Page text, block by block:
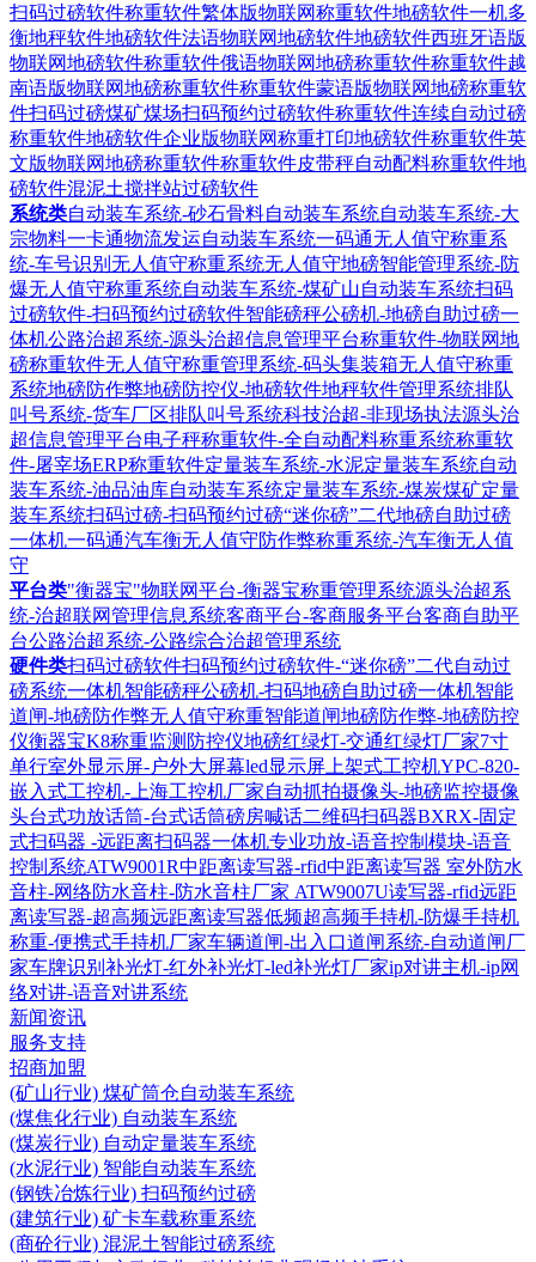
扫码过磅软件称重软件繁体版物联网称重软件地磅软件一机多
衡地秤软件地磅软件法语物联网地磅软件地磅软件西班牙语版
物联网地磅软件称重软件俄语物联网地磅称重软件称重软件越
南语版物联网地磅称重软件称重软件蒙语版物联网地磅称重软
件扫码过磅煤矿煤场扫码预约过磅软件称重软件连续自动过磅
称重软件地磅软件企业版物联网称重打印地磅软件称重软件英
文版物联网地磅称重软件称重软件皮带秤自动配料称重软件地
磅软件混泥土搅拌站过磅软件
系统类自动装车系统-砂石骨料自动装车系统自动装车系统-大
宗物料一卡通物流发运自动装车系统一码通无人值守称重系
统-车号识别无人值守称重系统无人值守地磅智能管理系统-防
爆无人值守称重系统自动装车系统-煤矿山自动装车系统扫码
过磅软件-扫码预约过磅软件智能磅秤公磅机-地磅自助过磅一
体机公路治超系统-源头治超信息管理平台称重软件-物联网地
磅称重软件无人值守称重管理系统-码头集装箱无人值守称重
系统地磅防作弊地磅防控仪-地磅软件地秤软件管理系统排队
叫号系统-货车厂区排队叫号系统科技治超-非现场执法源头治
超信息管理平台电子秤称重软件-全自动配料称重系统称重软
件-屠宰场ERP称重软件定量装车系统-水泥定量装车系统自动
装车系统-油品油库自动装车系统定量装车系统-煤炭煤矿定量
装车系统扫码过磅-扫码预约过磅“迷你磅”二代地磅自助过磅
一体机一码通汽车衡无人值守防作弊称重系统-汽车衡无人值
守
平台类"衡器宝"物联网平台-衡器宝称重管理系统源头治超系
统-治超联网管理信息系统客商平台-客商服务平台客商自助平
台公路治超系统-公路综合治超管理系统
硬件类扫码过磅软件扫码预约过磅软件-“迷你磅”二代自动过
磅系统一体机智能磅秤公磅机-扫码地磅自助过磅一体机智能
道闸-地磅防作弊无人值守称重智能道闸地磅防作弊-地磅防控
仪衡器宝K8称重监测防控仪地磅红绿灯-交通红绿灯厂家7寸
单行室外显示屏-户外大屏幕led显示屏上架式工控机YPC-820-
嵌入式工控机-上海工控机厂家自动抓拍摄像头-地磅监控摄像
头台式功放话筒-台式话筒磅房喊话二维码扫码器BXRX-固定
式扫码器 -远距离扫码器一体机专业功放-语音控制模块-语音
控制系统ATW9001R中距离读写器-rfid中距离读写器 室外防水
音柱-网络防水音柱-防水音柱厂家 ATW9007U读写器-rfid远距
离读写器-超高频远距离读写器低频超高频手持机-防爆手持机
称重-便携式手持机厂家车辆道闸-出入口道闸系统-自动道闸厂
家车牌识别补光灯-红外补光灯-led补光灯厂家ip对讲主机-ip网
络对讲-语音对讲系统
新闻资讯
服务支持
招商加盟
(矿山行业) 煤矿筒仓自动装车系统
(煤焦化行业) 自动装车系统
(煤炭行业) 自动定量装车系统
(水泥行业) 智能自动装车系统
(钢铁冶炼行业) 扫码预约过磅
(建筑行业) 矿卡车载称重系统
(商砼行业) 混泥土智能过磅系统